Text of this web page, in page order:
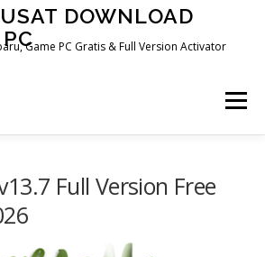
DOWNLOAD
Game PC Gratis & Full Version Activator
Menu
Full Version Free